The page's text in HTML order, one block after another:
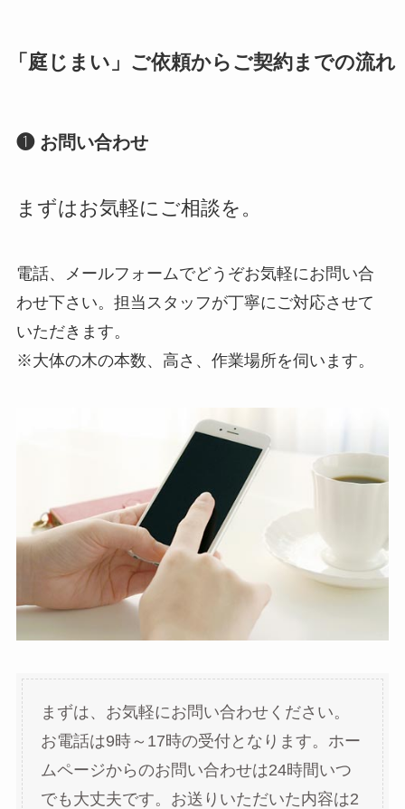
「庭じまい」ご依頼からご契約までの流れ
❶ お問い合わせ
まずはお気軽にご相談を。
電話、メールフォームでどうぞお気軽にお問い合
わせ下さい。担当スタッフが丁寧にご対応させて
いただきます。
※大体の木の本数、高さ、作業場所を伺います。
まずは、お気軽にお問い合わせください。
お電話は9時～17時の受付となります。ホー
ムページからのお問い合わせは24時間いつ
でも大丈夫です。お送りいただいた内容は2